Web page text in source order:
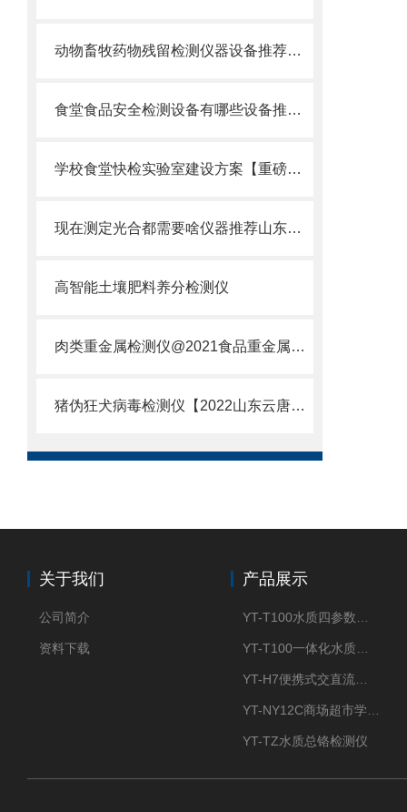
动物畜牧药物残留检测仪器设备推荐选择云唐牌动物畜牧药物残留检测仪器设备
食堂食品安全检测设备有哪些设备推荐国产品牌选云唐厂家可根据需求定制
学校食堂快检实验室建设方案【重磅推荐】云唐学校食堂快检实验室建设方案
现在测定光合都需要啥仪器推荐山东云唐新款光合测定仪器
高智能土壤肥料养分检测仪
肉类重金属检测仪@2021食品重金属检测仪器仪器仪表
猪伪狂犬病毒检测仪【2022山东云唐仪器大全】猪伪狂犬病毒检测仪
关于我们
公司简介
资料下载
产品展示
YT-TZ水质总铬检测仪